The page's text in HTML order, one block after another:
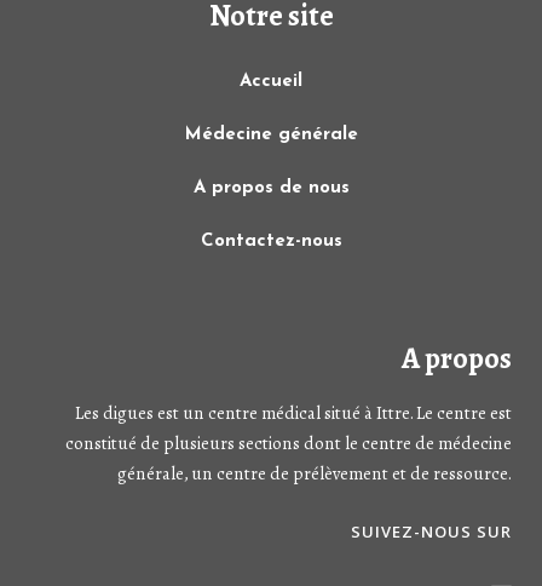
Notre site
Accueil
Médecine générale
A propos de nous
Contactez-nous
A propos
Les digues est un centre médical situé à Ittre. Le centre est
constitué de plusieurs sections dont le centre de médecine
générale, un centre de prélèvement et de ressource.
SUIVEZ-NOUS SUR